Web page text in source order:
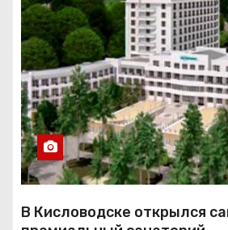
В Кисловодске открылся